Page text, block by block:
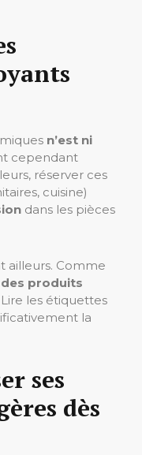
n’est ni
cependant
réserver ces
cuisine)
dans les pièces
ailleurs. Comme
produits
les étiquettes
la
ses
dès